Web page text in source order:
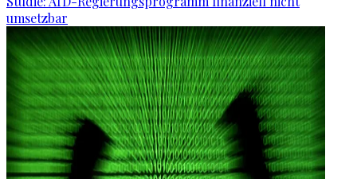
umsetzbar